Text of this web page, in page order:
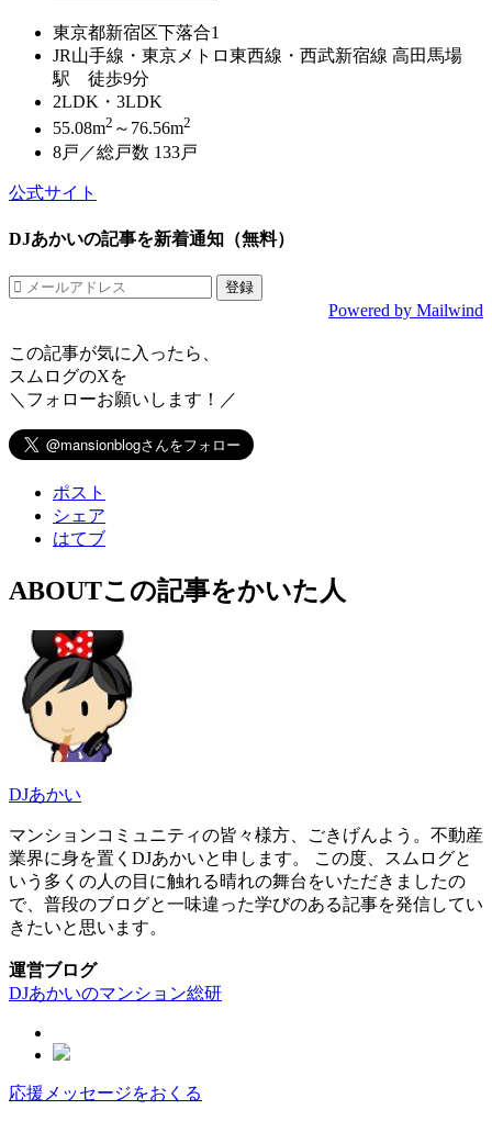
東京都新宿区下落合1
JR山手線・東京メトロ東西線・西武新宿線 高田馬場
駅 徒歩9分
2LDK・3LDK
55.08m2 ～76.56m2
8戸／総戸数 133戸
公式サイト
DJあかいの記事を新着通知（無料）
Powered by Mailwind
この記事が気に入ったら、
スムログのXを
＼フォローお願いします！／
ポスト
シェア
はてブ
ABOUTこの記事をかいた人
DJあかい
マンションコミュニティの皆々様方、ごきげんよう。不動産
業界に身を置くDJあかいと申します。 この度、スムログと
いう多くの人の目に触れる晴れの舞台をいただきましたの
で、普段のブログと一味違った学びのある記事を発信してい
きたいと思います。
運営ブログ
DJあかいのマンション総研
応援メッセージをおくる